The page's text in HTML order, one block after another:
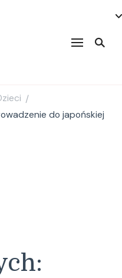
/
do japońskiej